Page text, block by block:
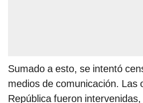
Sumado a esto, se intentó
medios de comunicación. Las
República fueron